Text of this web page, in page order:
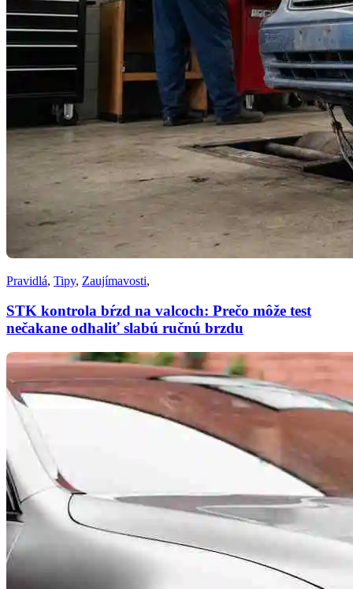
Pravidlá, Tipy, Zaujímavosti,
STK kontrola bŕzd na valcoch: Prečo môže test
nečakane odhaliť slabú ručnú brzdu